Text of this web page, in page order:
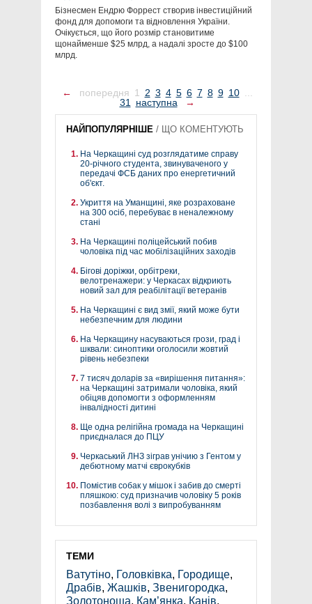
Бізнесмен Ендрю Форрест створив інвестиційний
фонд для допомоги та відновлення України.
Очікується, що його розмір становитиме
щонайменше $25 млрд, а надалі зросте до $100
млрд.
← попередня 1 2 3 4 5 6 7 8 9 10 ...
31 наступна →
НАЙПОПУЛЯРНІШЕ / ЩО КОМЕНТУЮТЬ
На Черкащині суд розглядатиме справу
20-річного студента, звинуваченого у
передачі ФСБ даних про енергетичний
об'єкт.
Укриття на Уманщині, яке розраховане
на 300 осіб, перебуває в неналежному
стані
На Черкащині поліцейський побив
чоловіка під час мобілізаційних заходів
Бігові доріжки, орбітреки,
велотренажери: у Черкасах відкриють
новий зал для реабілітації ветеранів
На Черкащині є вид змії, який може бути
небезпечним для людини
На Черкащину насуваються грози, град і
шквали: синоптики оголосили жовтий
рівень небезпеки
7 тисяч доларів за «вирішення питання»:
на Черкащині затримали чоловіка, який
обіцяв допомогти з оформленням
інвалідності дитині
Ще одна релігійна громада на Черкащині
приєдналася до ПЦУ
Черкаський ЛНЗ зіграв унічию з Гентом у
дебютному матчі єврокубків
Помістив собак у мішок і забив до смерті
пляшкою: суд призначив чоловіку 5 років
позбавлення волі з випробуванням
ТЕМИ
Ватутіно, Головківка, Городище,
Драбів, Жашків, Звенигородка,
Золотоноша, Кам’янка, Канів,